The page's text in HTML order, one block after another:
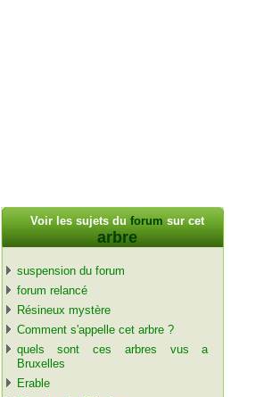
Voir les sujets du forum sur cet
arbre
suspension du forum
forum relancé
Résineux mystère
Comment s'appelle cet arbre ?
quels sont ces arbres vus a
Bruxelles
Erable